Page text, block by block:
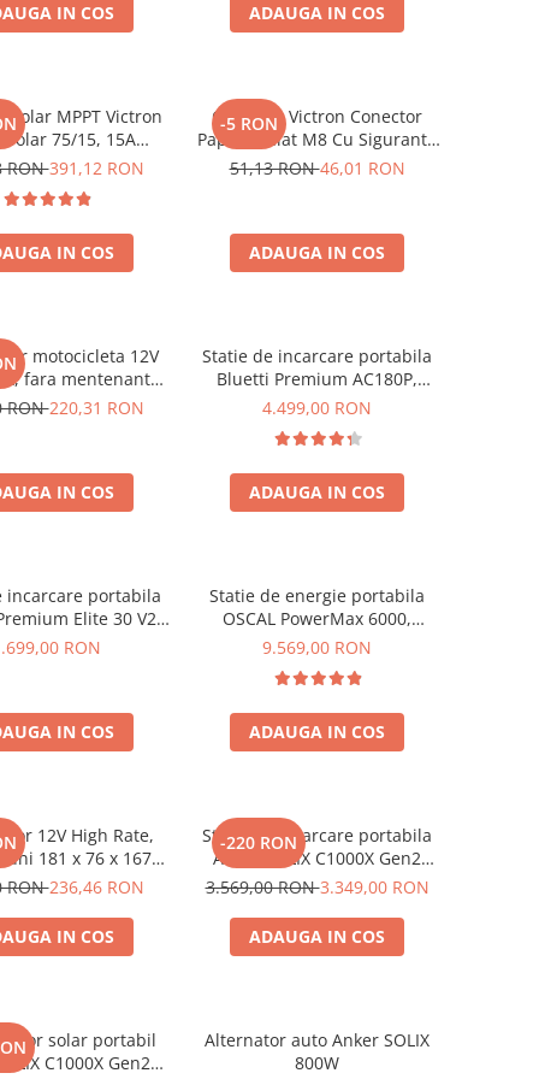
IN COS ADAUGA IN COS
solar MPPT Victron
75/15, 15A
Bluetooth integrat
RON391,12 RON
IN COS
-5 RON
Conector Victron Conector
Papuc Inelat M8 Cu Siguranta
Fuzibila Ato De 30A
51,13 RON46,01 RON
ADAUGA IN COS
motocicleta 12V
fara mentenanta,
mm
RON220,31 RON
IN COS
Statie de incarcare portabila
Bluetti Premium AC180P,
Ecran LCD, 1800W, 1440Wh,
4.499,00 RON
ADAUGA IN COS
incarcare portabila
Elite 30 V2
320Wh
RON
IN COS
Statie de energie portabila
OSCAL PowerMax 6000,
6000W (9000W varf), baterie
rapida in 1.96h, 14 porturi,
USB-C 100W, control inteligent
la distanta, functionalitate
UPS
9.569,00 RON
ADAUGA IN COS
12V High Rate,
181 x 76 x 167
12V 23Ah F3, TED
RON236,46 RON
IN COS
-220 RON
Statie de incarcare portabila
Anker SOLIX C1000X Gen2
2000W 1024Wh
3.569,00 RON3.349,00 RON
ADAUGA IN COS
solar portabil
C1000X Gen2
Alternator auto Anker SOLIX
800W